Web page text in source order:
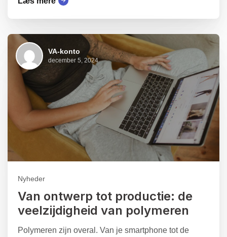
VA-konto
december 5, 2024
Nyheder
Van ontwerp tot productie: de
veelzijdigheid van polymeren
Polymeren zijn overal. Van je smartphone tot de